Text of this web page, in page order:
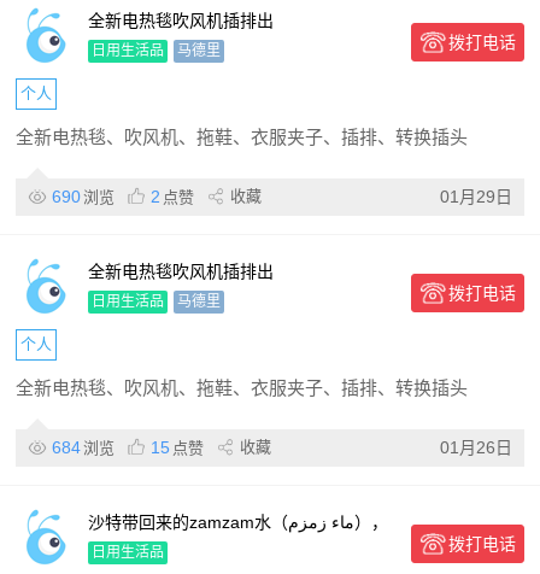
全新电热毯吹风机插排出
日用生活品 马德里 拨打电话
个人
全新电热毯、吹风机、拖鞋、衣服夹子、插排、转换插头
690浏览 2 点赞 收藏 01月29日
全新电热毯吹风机插排出
日用生活品 马德里 拨打电话
个人
全新电热毯、吹风机、拖鞋、衣服夹子、插排、转换插头
684浏览 15 点赞 收藏 01月26日
沙特带回来的zamzam水（ماء زمزم），
原装纯真，一瓶5L，价格实惠。
日用生活品 拨打电话